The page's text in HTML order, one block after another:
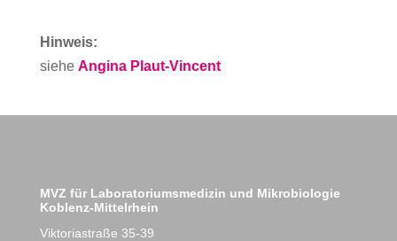
Hinweis:
siehe Angina Plaut-Vincent
MVZ für Laboratoriumsmedizin und Mikrobiologie
Koblenz-Mittelrhein
Viktoriastraße 35-39